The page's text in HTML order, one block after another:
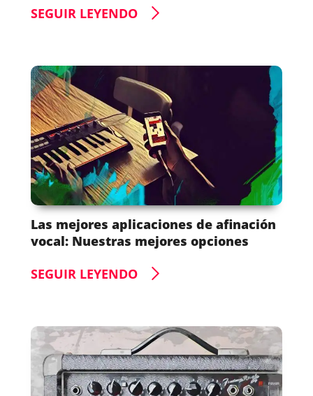
SEGUIR LEYENDO
Las mejores aplicaciones de afinación
vocal: Nuestras mejores opciones
SEGUIR LEYENDO